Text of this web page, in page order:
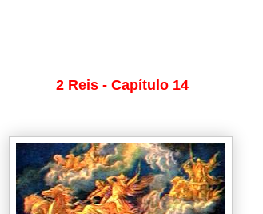
2 Reis - Capítulo 14